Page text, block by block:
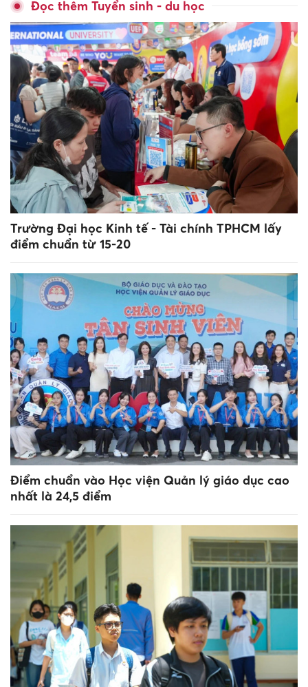
Đọc thêm Tuyển sinh - du học
Trường Đại học Kinh tế - Tài chính TPHCM lấy
điểm chuẩn từ 15-20
Điểm chuẩn vào Học viện Quản lý giáo dục cao
nhất là 24,5 điểm